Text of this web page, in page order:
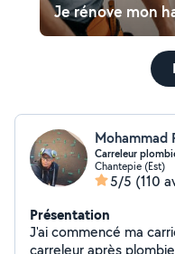
Je rénove mon
Mohammad
Carreleur
Chantepie (Est)
5/5 (110
Présentation
J'ai commencé ma
carreleur après